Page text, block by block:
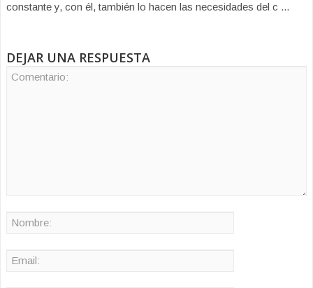
constante y, con él, también lo hacen las necesidades del c ...
DEJAR UNA RESPUESTA